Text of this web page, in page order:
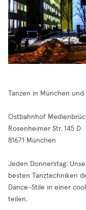
Tanzen in München
Ostbahnhof
Rosenheimer Str. 145 D
81671 München
Jeden Donnerstag:
besten Tanztechniken
Dance-Stile in einer
teilen.